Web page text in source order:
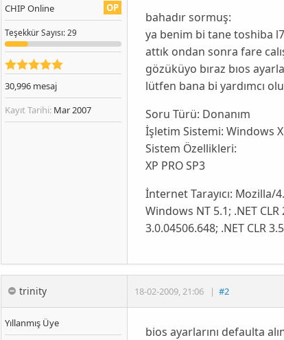
OP
CHIP Online
TeşekkürSayısı: 29
30,996 mesaj
Kayıt Tarihi: Mar 2007
bahadır sormuş:
ya benim bi tane toshiba
attık ondan sonra fare
gözüküyo bıraz bıos
lütfen bana bi yardımcı
Soru Türü: Donanım
İşletim Sistemi: Windows
Sistem Özellikleri:
XP PRO SP3
İnternet Tarayıcı: Mozilla/
Windows NT 5.1; .NET CLR
3.0.04506.648; .NET CLR
trinity 18-02-2009,21:06 | #2
Yıllanmış Üye
bios ayarlarını defaulta